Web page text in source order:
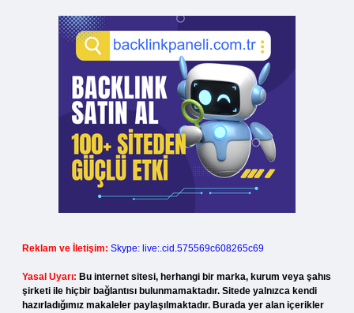
Reklam ve İletişim: Skype: live:.cid.575569c608265c69
Yasal Uyarı: Bu internet sitesi, herhangi bir marka, kurum veya şahıs
şirketi ile hiçbir bağlantısı bulunmamaktadır. Sitede yalnızca kendi
hazırladığımız makaleler paylaşılmaktadır. Burada yer alan içerikler